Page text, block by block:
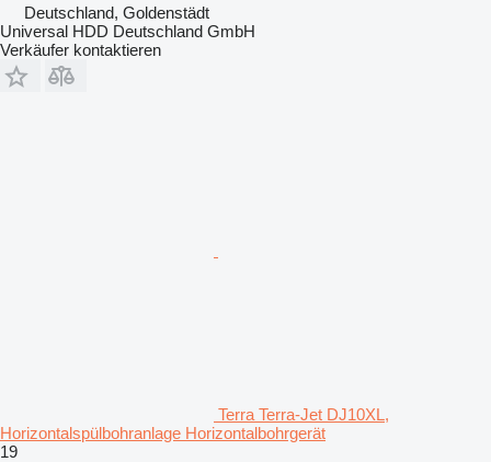
Deutschland, Goldenstädt
Universal HDD Deutschland GmbH
Verkäufer kontaktieren
Terra Terra-Jet DJ10XL,
Horizontalspülbohranlage Horizontalbohrgerät
19